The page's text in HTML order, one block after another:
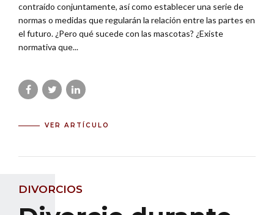
contraído conjuntamente, así como establecer una serie de
normas o medidas que regularán la relación entre las partes en
el futuro. ¿Pero qué sucede con las mascotas? ¿Existe
normativa que...
VER ARTÍCULO
DIVORCIOS